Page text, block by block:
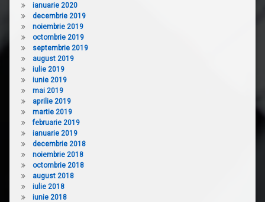
ianuarie 2020
decembrie 2019
noiembrie 2019
octombrie 2019
septembrie 2019
august 2019
iulie 2019
iunie 2019
mai 2019
aprilie 2019
martie 2019
februarie 2019
ianuarie 2019
decembrie 2018
noiembrie 2018
octombrie 2018
august 2018
iulie 2018
iunie 2018